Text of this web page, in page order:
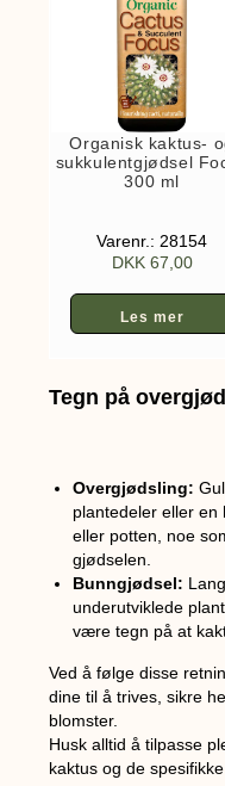
Organisk kaktus-
sukkulentgjødsel
300 ml
Varenr.: 28154
DKK67,00
Les mer
Tegn på
Overgjødsling:
plantedeler eller en
eller potten, noe
gjødselen.
Bunngjødsel:
underutviklede
være tegn på at
Ved å følge disse
dine til å trives, sikre
blomster.
Husk alltid å tilpasse
kaktus og de